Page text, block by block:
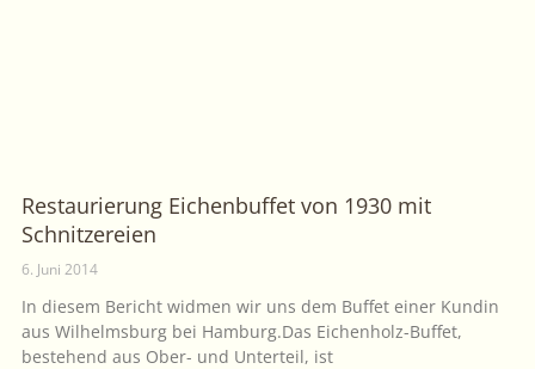
Restaurierung Eichenbuffet von 1930 mit
Schnitzereien
6. Juni 2014
In diesem Bericht widmen wir uns dem Buffet einer Kundin
aus Wilhelmsburg bei Hamburg.Das Eichenholz-Buffet,
bestehend aus Ober- und Unterteil, ist